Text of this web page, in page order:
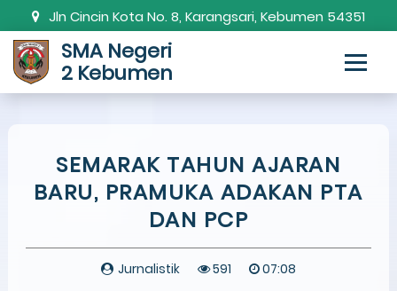
Jln Cincin Kota No. 8, Karangsari, Kebumen 54351
0287-381820
SMA Negeri
2 Kebumen
SEMARAK TAHUN AJARAN
BARU, PRAMUKA ADAKAN PTA
DAN PCP
Jurnalistik 591
07:08